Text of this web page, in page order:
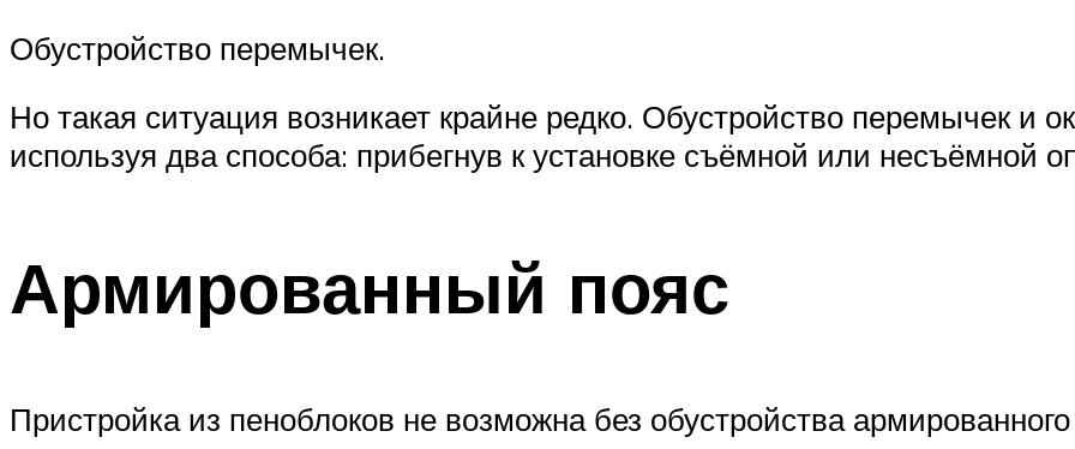
Обустройство перемычек.
Но такая ситуация возникает крайне редко. Обустройство перемычек и
используя два способа: прибегнув к установке съёмной или несъёмной
Армированный пояс
Пристройка из пеноблоков не возможна без обустройства